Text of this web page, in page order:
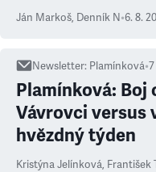
Ján Markoš, Denník N•6. 8.
Newsletter: Plamínková•7
Plamínková: Boj
Vávrovci versus
hvězdný týden
Kristýna Jelínková, František